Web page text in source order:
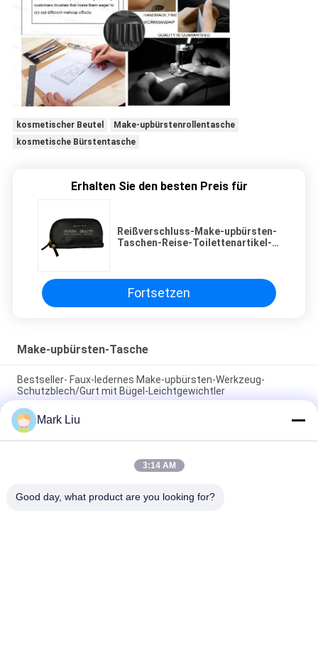
kosmetischer Beutel
Make-upbürstenrollentasche
kosmetische Bürstentasche
Erhalten Sie den besten Preis für
Reißverschluss-Make-upbürsten-
Taschen-Reise-Toilettenartikel-
Fortsetzen
Make-upbürsten-Tasche
Bestseller- Faux-ledernes Make-upbürsten-Werkzeug-
Schutzblech/Gurt mit Bügel-Leichtgewichtler
PU-Bleistift-Kasten-Beutel-Wellen-Streifen-Reißverschluss-
Schließungs-Reise-kosmetische Kosmetiktasche-netter
Stift-Briefpapier-Halter
Berufsmake-upbürsten-Rollenbeutel-Toilettenartikel-Halter-
Mark Liu
3:14 AM
Good day, what product are you looking for?